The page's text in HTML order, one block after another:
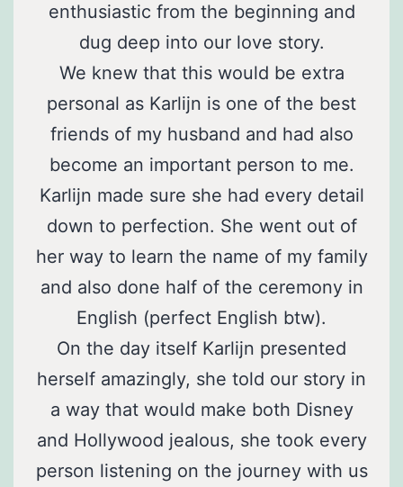
enthusiastic from the beginning and
dug deep into our love story.
We knew that this would be extra
personal as Karlijn is one of the best
friends of my husband and had also
become an important person to me.
Karlijn made sure she had every detail
down to perfection. She went out of
her way to learn the name of my family
and also done half of the ceremony in
English (perfect English btw).
On the day itself Karlijn presented
herself amazingly, she told our story in
a way that would make both Disney
and Hollywood jealous, she took every
person listening on the journey with us